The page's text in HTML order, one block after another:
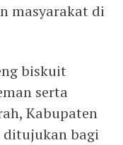
masyarakat di
biskuit
serta
Kabupaten
ditujukan bagi